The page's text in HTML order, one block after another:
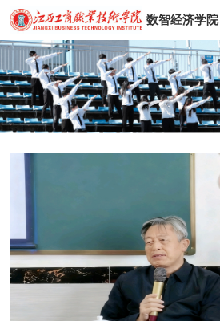
数智经济学院